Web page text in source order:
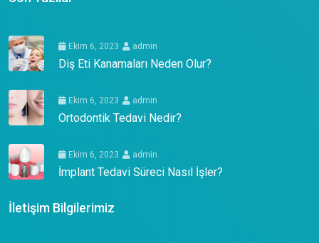
Ekim 6, 2023 admin
Diş Eti Kanamaları Neden Olur?
Ekim 6, 2023 admin
Ortodontik Tedavi Nedir?
Ekim 6, 2023 admin
İmplant Tedavi Süreci Nasıl İşler?
İletişim Bilgilerimiz